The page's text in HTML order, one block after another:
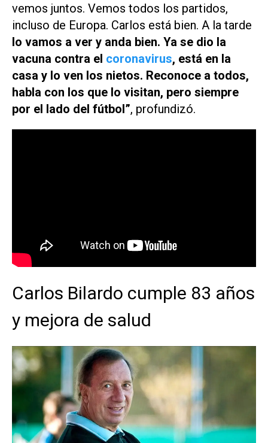
vemos juntos. Vemos todos los partidos,
incluso de Europa. Carlos está bien. A la tarde
lo vamos a ver y anda bien. Ya se dio la
vacuna contra el coronavirus, está en la
casa y lo ven los nietos. Reconoce a todos,
habla con los que lo visitan, pero siempre
por el lado del fútbol”, profundizó.
Carlos Bilardo cumple 83 años
y mejora de salud